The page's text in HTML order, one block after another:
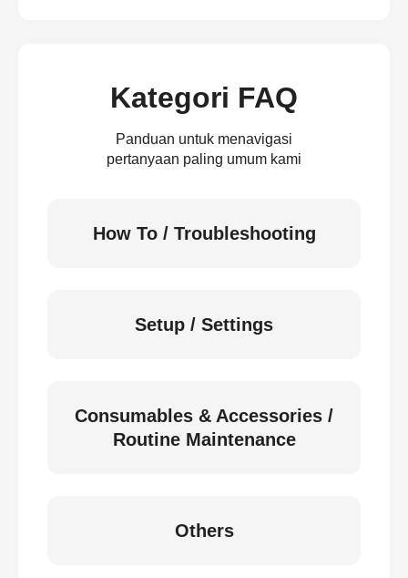
Kategori FAQ
Panduan untuk menavigasi
pertanyaan paling umum kami
How To / Troubleshooting
Setup / Settings
Consumables & Accessories /
Routine Maintenance
Others